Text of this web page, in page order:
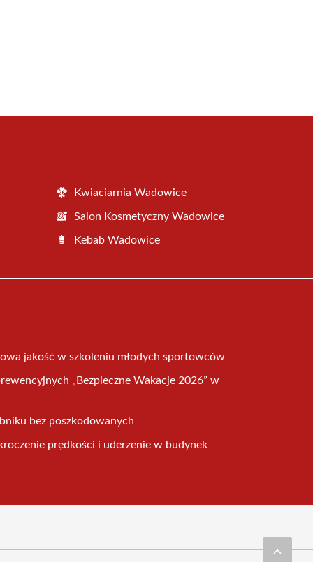
Kwiaciarnia Wadowice
Salon Kosmetyczny Wadowice
Kebab Wadowice
jakość w szkoleniu młodych sportowców
„Bezpieczne Wakacje 2026” w
bez poszkodowanych
prędkości i uderzenie w budynek